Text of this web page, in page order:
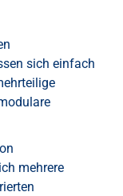
sich einfach
mehrere